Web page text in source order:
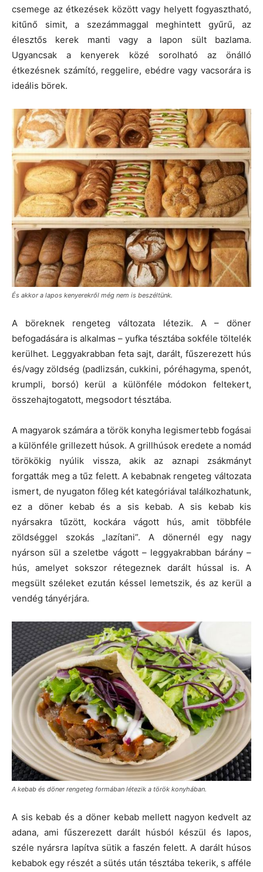
csemege az étkezések között vagy helyett fogyasztható,
kitűnő simit, a szezámmaggal meghintett gyűrű, az
élesztős kerek manti vagy a lapon sült bazlama.
Ugyancsak a kenyerek közé sorolható az önálló
étkezésnek számító, reggelire, ebédre vagy vacsorára is
ideális börek.
És akkor a lapos kenyerekről még nem is beszéltünk.
A böreknek rengeteg változata létezik. A – döner
befogadására is alkalmas – yufka tésztába sokféle töltelék
kerülhet. Leggyakrabban feta sajt, darált, fűszerezett hús
és/vagy zöldség (padlizsán, cukkini, póréhagyma, spenót,
krumpli, borsó) kerül a különféle módokon feltekert,
összehajtogatott, megsodort tésztába.
A magyarok számára a török konyha legismertebb fogásai
a különféle grillezett húsok. A grillhúsok eredete a nomád
törökökig nyúlik vissza, akik az aznapi zsákmányt
forgatták meg a tűz felett. A kebabnak rengeteg változata
ismert, de nyugaton főleg két kategóriával találkozhatunk,
ez a döner kebab és a sis kebab. A sis kebab kis
nyársakra tűzött, kockára vágott hús, amit többféle
zöldséggel szokás „lazítani”. A dönernél egy nagy
nyárson sül a szeletbe vágott – leggyakrabban bárány –
hús, amelyet sokszor rétegeznek darált hússal is. A
megsült széleket ezután késsel lemetszik, és az kerül a
vendég tányérjára.
A kebab és döner rengeteg formában létezik a török konyhában.
A sis kebab és a döner kebab mellett nagyon kedvelt az
adana, ami fűszerezett darált húsból készül és lapos,
széle nyársra lapítva sütik a faszén felett. A darált húsos
kebabok egy részét a sütés után tésztába tekerik, s afféle